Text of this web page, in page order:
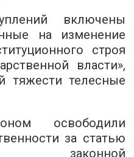
включены
на изменение
строя
власти»,
тяжести телесные
освободили
за статью
законной